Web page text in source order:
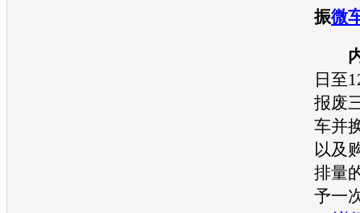
振微
日至
报废
车并
以及
排量
予一